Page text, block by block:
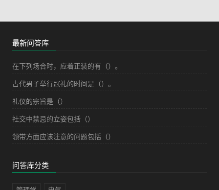
最新问答库
在下列场合时，应着正装的有（）。
古代男子举行冠礼的时间是（）。
礼仪的宗旨是（）
社交中禁忌的立姿包括（）
领带方面应该注意的问题包括（）
问答库分类